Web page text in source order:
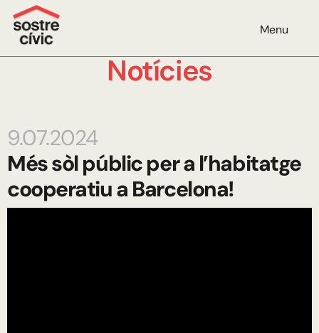
Menu
Notícies
9.07.2024
Més sòl públic per a l’habitatge
cooperatiu a Barcelona!